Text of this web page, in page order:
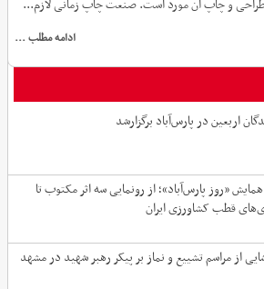
و چاپ آن مورد است. صنعت چاپ زمانی لازم...
ادامه مطلب ...
اربعین در پارس‌آباد برگزارشد
همایش «روز پارس‌آباد»؛ از رونمایی سه اثر مکتوب تا
قطب کشاورزی ایران